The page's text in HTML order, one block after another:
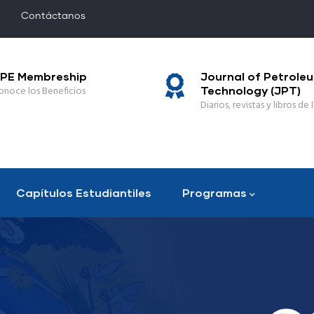
Contáctanos
Membreship
los Beneficios
Journal of
Technology (JPT)
Diarios, revistas y libros de
Capítulos Estudiantiles Programas